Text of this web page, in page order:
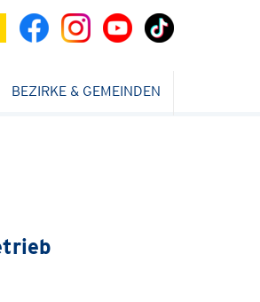
BEZIRKE & GEMEINDEN